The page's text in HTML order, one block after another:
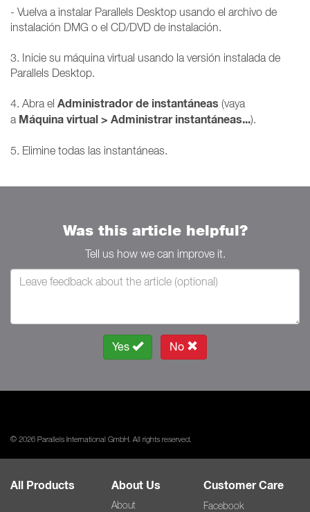
- Vuelva a instalar Parallels Desktop usando el archivo de
instalación DMG o el CD/DVD de instalación.
3. Inicie su máquina virtual usando la versión instalada de
Parallels Desktop.
4. Abra el Administrador de instantáneas (vaya
a Máquina virtual > Administrar instantáneas...).
5. Elimine todas las instantáneas.
Was this article helpful?
Tell us how we can improve it.
Yes No
© 2026 Parallels International GmbH. All rights reserved.
All Products About Us
About
Customer Care
Facebook